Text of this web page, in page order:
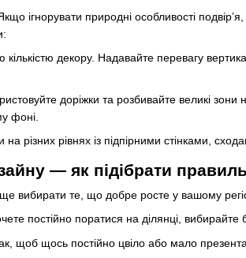
ігнорувати природні особливості
кількістю декору. Надавайте перевагу
доріжки та розбивайте великі
фоні.
різних рівнях із підпірними стінками,
— як підібрати
вибирати те, що добре росте у вашому
постійно поратися на ділянці, вибирайте
щоб щось постійно цвіло або мало